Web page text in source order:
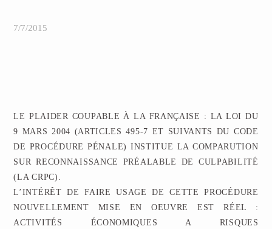
7/7/2015
LE PLAIDER COUPABLE À LA FRANÇAISE : LA LOI DU
9 MARS 2004 (ARTICLES 495-7 ET SUIVANTS DU CODE
DE PROCÉDURE PÉNALE) INSTITUE LA COMPARUTION
SUR RECONNAISSANCE PRÉALABLE DE CULPABILITÉ
(LA CRPC).
L’INTÉRÊT DE FAIRE USAGE DE CETTE PROCÉDURE
NOUVELLEMENT MISE EN OEUVRE EST RÉEL :
ACTIVITÉS ÉCONOMIQUES A RISQUES